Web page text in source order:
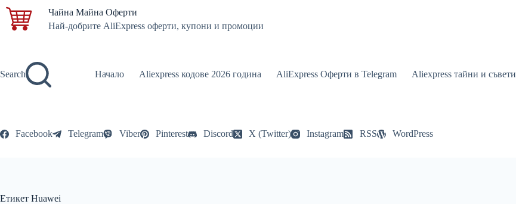
Skip
content
Чайна Майна Оферти
Най-добрите AliExpress оферти, купони и промоции
Search Начало Aliexpress кодове 2026 година AliExpress Оферти в Telegram Aliexpress тайни и съвети
Facebook Telegram Viber Pinterest Discord X (Twitter) Instagram RSS WordPress
Етикет Huawei